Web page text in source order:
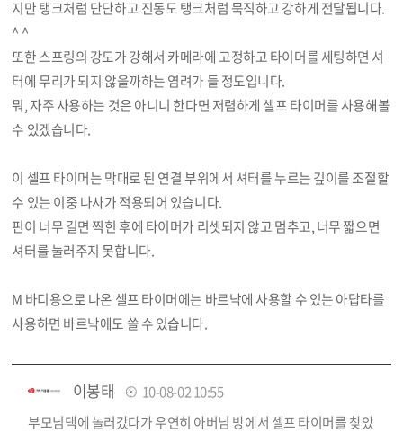
지만 탱크처럼 단단하고 진동도 탱크처럼 묵직하고 강하게 전달됩니다.
^ ^
또한 스프링의 강도가 강해서 카메라에 고정하고 타이머를 세팅하면 셔
터에 무리가 되지 않을까하는 염려가 들 정도입니다.
뭐, 자주 사용하는 것은 아니니 한다면 저렴하게 셀프 타이머를 사용해볼
수 있겠습니다.
이 셀프 타이머는 막대로 된 연결 부위에서 셔터를 누르는 깊이를 조절할
수 있는 이중 나사가 적용되어 있습니다.
핀이 너무 길면 찍힌 후에 타이머가 리셋되지 않고 멈추고, 너무 짧으면
셔터를 눌러주지 못합니다.
M 바디용으로 나온 셀프 타이머에는 바르낙에 사용할 수 있는 아답타를
사용하면 바르낙에도 쓸 수 있습니다.
이봉태
10-08-02 10:55
부모님댁에 놀러갔다가 우연히 아버님 방에서 셀프 타이머를 찾았